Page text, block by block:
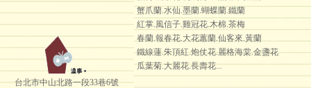
蟹爪蘭.水仙.墨蘭.蝴蝶蘭.鐵蘭
紅掌.風信子.雞冠花.木棉.茶梅
春蘭.報春花.大花蕙蘭.仙客來.黃蘭
鐵線蓮.朱頂紅.炮仗花.麗格海棠.金盞花
瓜葉菊.大麗花.長壽花...
台北市中山北路一段33巷6號